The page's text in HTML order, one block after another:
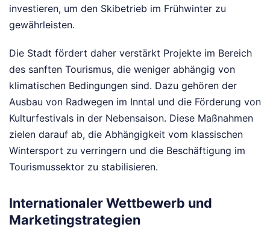
investieren, um den Skibetrieb im Frühwinter zu
gewährleisten.
Die Stadt fördert daher verstärkt Projekte im Bereich
des sanften Tourismus, die weniger abhängig von
klimatischen Bedingungen sind. Dazu gehören der
Ausbau von Radwegen im Inntal und die Förderung von
Kulturfestivals in der Nebensaison. Diese Maßnahmen
zielen darauf ab, die Abhängigkeit vom klassischen
Wintersport zu verringern und die Beschäftigung im
Tourismussektor zu stabilisieren.
Internationaler Wettbewerb und
Marketingstrategien